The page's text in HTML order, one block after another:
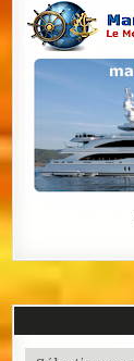
Catégories